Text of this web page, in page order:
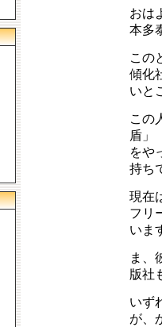
おは
本多
この
傾化
いと
この
盾」
をや
持ち
現在
フリ
いま
ま、
版社
いず
が、